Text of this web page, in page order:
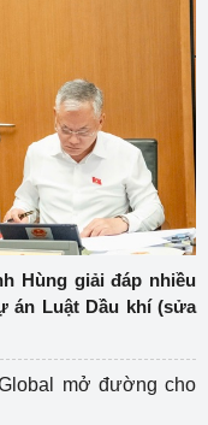
Hùng giải đáp nhiều
án Luật Dầu khí (sửa
mở đường cho